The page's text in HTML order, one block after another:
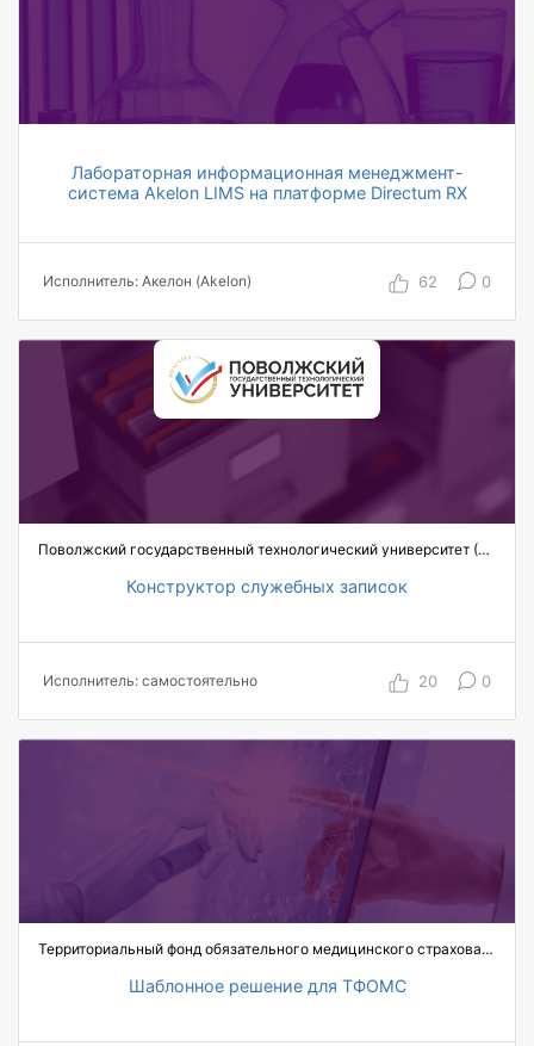
Лабораторная информационная менеджмент-
система Akelon LIMS на платформе Directum RX
Исполнитель: Акелон (Akelon) 62 0
Поволжский государственный технологический университет (Волгатех)
Конструктор служебных записок
использования
ежемесячно
Исполнитель: самостоятельно 20 0
Территориальный фонд обязательного медицинского страхования Республики Крым
Шаблонное решение для ТФОМС